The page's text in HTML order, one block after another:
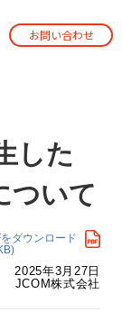
お問い合わせ
した
ついて
ダウンロード
2025年3月27日
JCOM株式会社